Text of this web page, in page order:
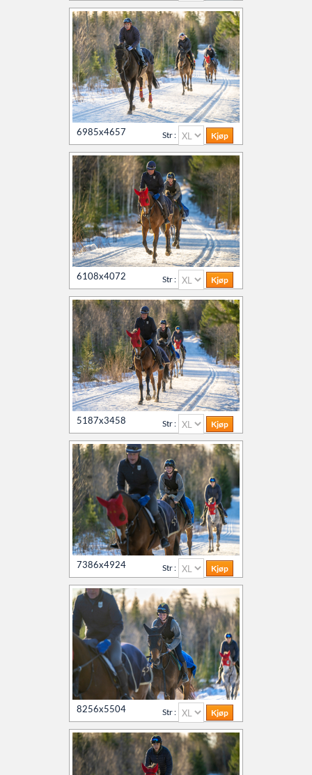
Kontakt oss
Agria Oslo Horse Show 2023
Øvrevoll løpsdager
Øvrevoll treningsdager
6985x4657 Str :
6108x4072 Str :
5187x3458 Str :
7386x4924 Str :
8256x5504 Str :